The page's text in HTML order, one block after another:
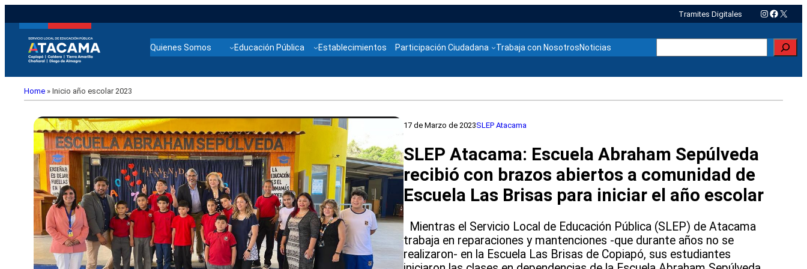
Tramites Digitales Instagram
X
Quienes Somos Educación Pública Establecimientos Participación Ciudadana Trabaja con NosotrosNoticias
Home » Inicio año escolar 2023
17 de Marzo de 2023SLEP Atacama
SLEP Atacama: Escuela Abraham Sepúlveda
recibió con brazos abiertos a comunidad de
Escuela Las Brisas para iniciar el año escolar
Mientras el Servicio Local de Educación Pública (SLEP) de Atacama
trabaja en reparaciones y mantenciones -que durante años no se
realizaron- en la Escuela Las Brisas de Copiapó, sus estudiantes